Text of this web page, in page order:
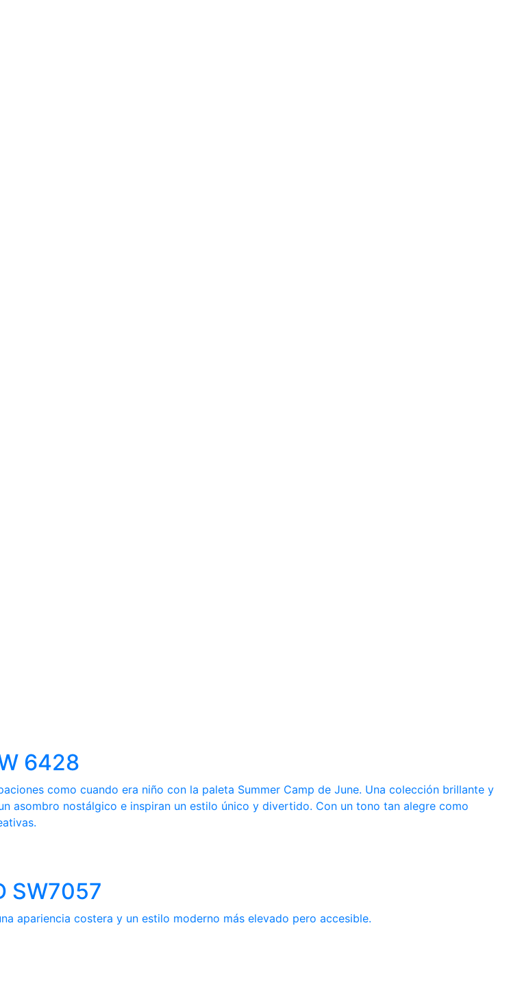
6428
como cuando era niño con la paleta Summer Camp de June. Una colección brillante y
asombro nostálgico e inspiran un estilo único y divertido. Con un tono tan alegre como
SW7057
apariencia costera y un estilo moderno más elevado pero accesible.